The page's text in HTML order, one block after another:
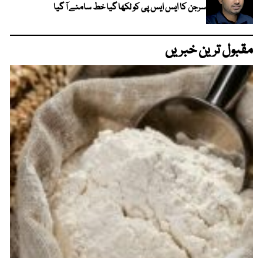
سرجن کا ایس ایس پی کو لکھا گیا خط سامنے آ گیا
مقبول ترین خبریں